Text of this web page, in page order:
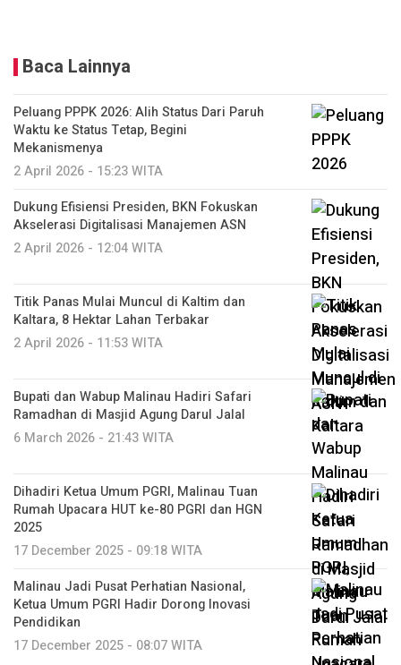
Baca Lainnya
Peluang PPPK 2026: Alih Status Dari Paruh
Waktu ke Status Tetap, Begini
Mekanismenya
2 April 2026 - 15:23 WITA
Dukung Efisiensi Presiden, BKN Fokuskan
Akselerasi Digitalisasi Manajemen ASN
2 April 2026 - 12:04 WITA
Titik Panas Mulai Muncul di Kaltim dan
Kaltara, 8 Hektar Lahan Terbakar
2 April 2026 - 11:53 WITA
Bupati dan Wabup Malinau Hadiri Safari
Ramadhan di Masjid Agung Darul Jalal
6 March 2026 - 21:43 WITA
Dihadiri Ketua Umum PGRI, Malinau Tuan
Rumah Upacara HUT ke-80 PGRI dan HGN
2025
17 December 2025 - 09:18 WITA
Malinau Jadi Pusat Perhatian Nasional,
Ketua Umum PGRI Hadir Dorong Inovasi
Pendidikan
17 December 2025 - 08:07 WITA